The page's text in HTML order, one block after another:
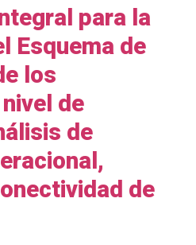
para la
Esquema de
los
de
de
de